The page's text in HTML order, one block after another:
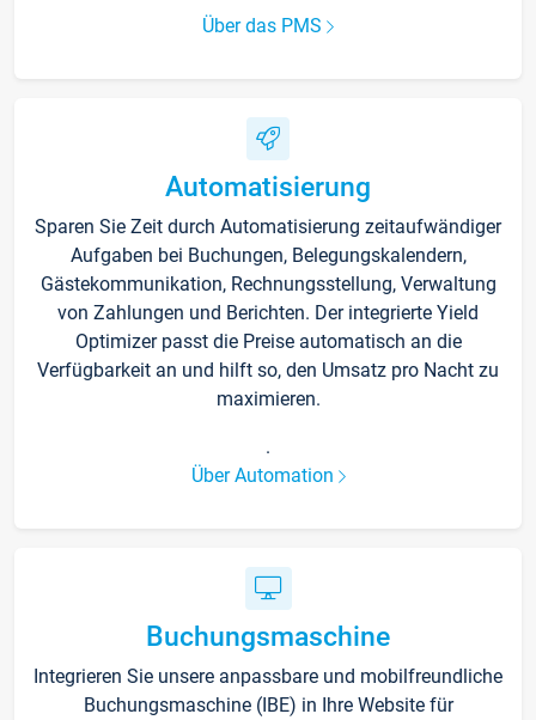
Über das PMS
Automatisierung
Sparen Sie Zeit durch Automatisierung zeitaufwändiger
Aufgaben bei Buchungen, Belegungskalendern,
Gästekommunikation, Rechnungsstellung, Verwaltung
von Zahlungen und Berichten. Der integrierte Yield
Optimizer passt die Preise automatisch an die
Verfügbarkeit an und hilft so, den Umsatz pro Nacht zu
maximieren.
.
Über Automation
Buchungsmaschine
Integrieren Sie unsere anpassbare und mobilfreundliche
Buchungsmaschine (IBE) in Ihre Website für